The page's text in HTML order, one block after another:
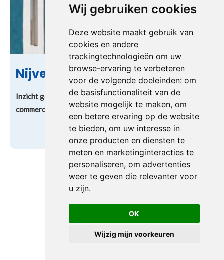
Wij gebruiken cookies
Deze website maakt gebruik van
cookies en andere
trackingtechnologieën om uw
browse-ervaring te verbeteren
voor de volgende doeleinden: om
de basisfunctionaliteit van de
website mogelijk te maken, om
een betere ervaring op de website
te bieden, om uw interesse in
onze producten en diensten te
meten en marketinginteracties te
personaliseren, om advertenties
weer te geven die relevanter voor
u zijn.
OK
Wijzig mijn voorkeuren
Nijver
Inzicht geeft richting: hoe Nijver met VONK Consult
commerciële structuur en strategische focus realiseerde
Lees meer